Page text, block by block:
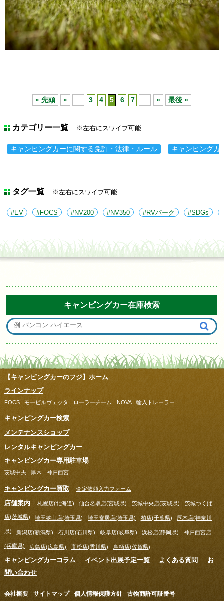
« 先頭 « ... 3 4 5 6 7 ... » 最後 »
カテゴリー一覧 ※左右にスワイプ可能
キャンピングカーに関する免許・法律・ルール キャンピングカ
タグ一覧 ※左右にスワイプ可能
EV FOCS NV200 NV350 RVパーク SDGs
キャンピングカー在庫検索
【キャンピングカーのフジ】ホーム
ラインナップ
FOCS モービルヴェッタ ローラーチーム NOVA 輸入トレーラー
キャンピングカー検索
メンテナンスショップ
レンタルキャンピングカー
キャンピングカー専用駐車場
茨城中央 厚木 神戸西宮
キャンピングカー買取 査定依頼入力フォーム
店舗案内 札幌店(北海道) 仙台名取店(宮城県) 茨城中央店(茨城県) 茨城つくば
店(茨城県) 埼玉狭山店(埼玉県) 埼玉寄居店(埼玉県) 柏店(千葉県) 厚木店(神奈川
県) 新潟店(新潟県) 石川店(石川県) 岐阜店(岐阜県) 浜松店(静岡県) 神戸西宮店
(兵庫県) 広島店(広島県) 高松店(香川県) 鳥栖店(佐賀県)
キャンピングカーコラム イベント出展予定一覧 よくある質問
お
問い合わせ
会社概要 サイトマップ 個人情報保護方針 古物商許可証番号